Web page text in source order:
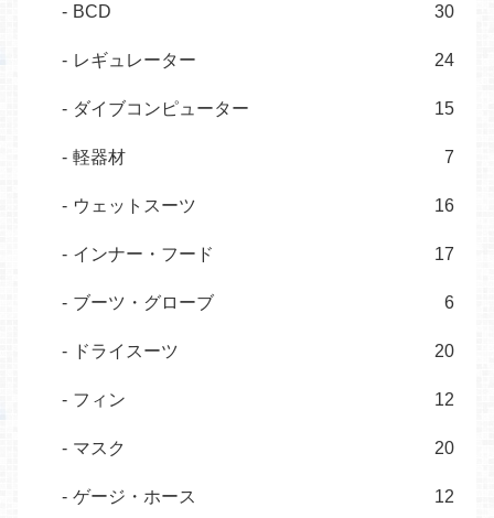
BCD 30
レギュレーター 24
ダイブコンピューター 15
軽器材 7
ウェットスーツ 16
インナー・フード 17
ブーツ・グローブ 6
ドライスーツ 20
フィン 12
マスク 20
ゲージ・ホース 12